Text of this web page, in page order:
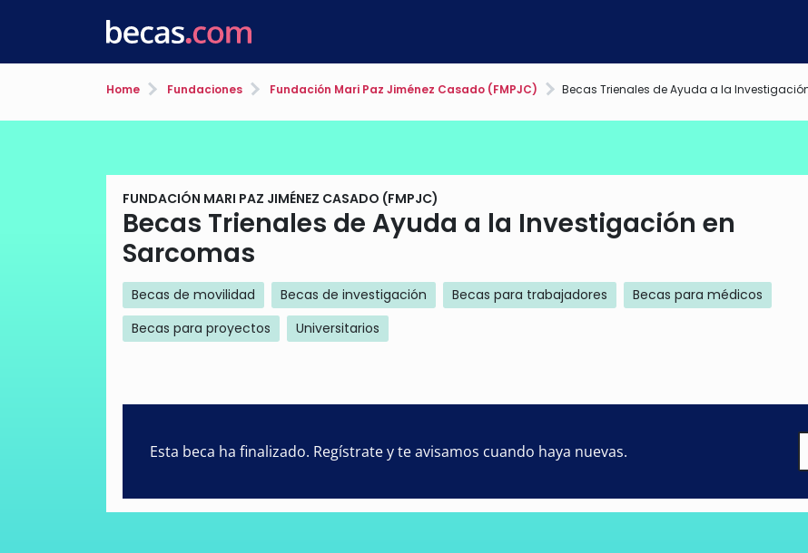
Home Fundaciones Fundación Mari Paz Jiménez Casado (FMPJC) Becas Trienales de Ayuda a la
FUNDACIÓN MARI PAZ JIMÉNEZ CASADO (FMPJC)
Becas Trienales de Ayuda a la Investigación en
Sarcomas
Becas de movilidad Becas de investigación Becas para trabajadores
Becas para médicos
Becas para proyectos
Universitarios
Esta beca ha finalizado. Regístrate y te avisamos cuando haya nuevas.